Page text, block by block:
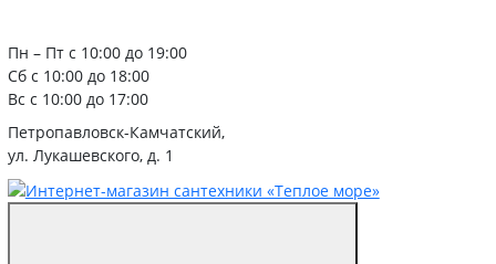
Пн – Пт с 10:00 до 19:00
Сб с 10:00 до 18:00
Вс с 10:00 до 17:00
Петропавловск-Камчатский,
ул. Лукашевского, д. 1